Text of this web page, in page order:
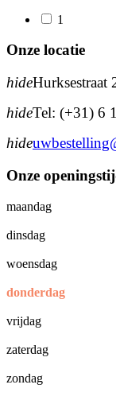
1
Onze locatie
hide
hideTel: (+31) 6
hide
Onze
maandag
dinsdag
woensdag
donderdag
vrijdag
zaterdag
zondag